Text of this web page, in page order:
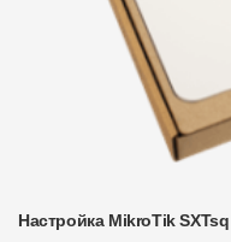
Настройка MikroTik